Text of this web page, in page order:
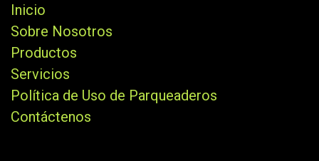
Inicio
Sobre Nosotros
Productos
Servicios
Política de Uso de Parqueaderos
Contáctenos